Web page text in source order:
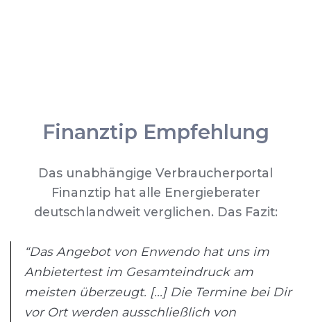
Finanztip Empfehlung
Das unabhängige Verbraucherportal
Finanztip hat alle Energieberater
deutschlandweit verglichen. Das Fazit:
“Das Angebot von Enwendo hat uns im
Anbietertest im Gesamteindruck am
meisten überzeugt. [...] Die Termine bei Dir
vor Ort werden ausschließlich von